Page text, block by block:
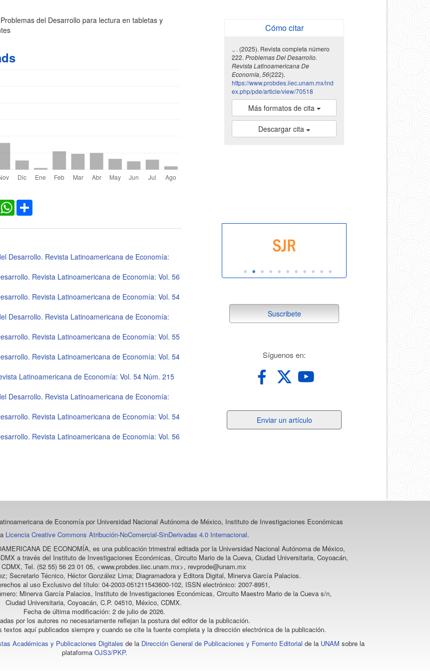
del Desarrollo para lectura en tabletas y
WhatsApp
Desarrollo. Revista Latinoamericana de Economía:
Revista Latinoamericana de Economía: Vol. 56
Revista Latinoamericana de Economía: Vol. 54
Desarrollo. Revista Latinoamericana de Economía:
Revista Latinoamericana de Economía: Vol. 55
Revista Latinoamericana de Economía: Vol. 54
Latinoamericana de Economía: Vol. 54 Núm. 215
Desarrollo. Revista Latinoamericana de Economía:
Revista Latinoamericana de Economía: Vol. 54
Revista Latinoamericana de Economía: Vol. 56
Cómo citar
., . (2025). Revista completa número
222. Problemas Del Desarrollo.
Revista Latinoamericana De
Economía, 56(222).
https://www.probdes.iiec.unam.mx/ind
ex.php/pde/article/view/70518
Más formatos de cita
Descargar cita
suscribete
Suscribete
Síguenos en:
un
Enviar un artículo
de Economía por Universidad Nacional Autónoma de México, Instituto de Investigaciones Económicas
Licencia Creative Commons Atribución-NoComercial-SinDerivadas 4.0 Internacional.
DE ECONOMÍA, es una publicación trimestral editada por la Universidad Nacional Autónoma de México,
a través del Instituto de Investigaciones Económicas, Circuito Mario de la Cueva, Ciudad Universitaria, Coyoacán,
Tel. (52 55) 56 23 01 05, <www.probdes.iiec.unam.mx>, revprode@unam.mx
Secretario Técnico, Héctor González Lima; Diagramadora y Editora Digital, Minerva García Palacios.
al uso Exclusivo del título: 04-2003-051211543600-102, ISSN electrónico: 2007-8951,
Minerva García Palacios, Instituto de Investigaciones Económicas, Circuito Maestro Mario de la Cueva s/n,
Ciudad Universitaria, Coyoacán, C.P. 04510, México, CDMX.
Fecha de última modificación: 2 de julio de 2026.
por los autores no necesariamente reflejan la postura del editor de la publicación.
aquí publicados siempre y cuando se cite la fuente completa y la dirección electrónica de la publicación.
Académicas y Publicaciones Digitales de la Dirección General de Publicaciones y Fomento Editorial de la UNAM sobre la
plataforma OJS3/PKP.